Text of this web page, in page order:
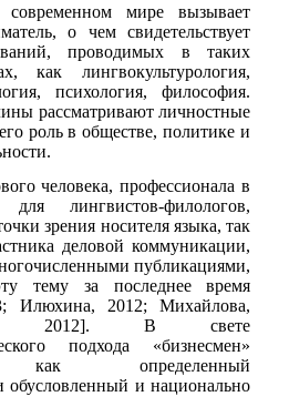
мире вызывает
о чем свидетельствует
проводимых в таких
как лингвокультурология,
психология, философия.
рассматривают личностные
роль в обществе, политике и
человека, профессионала в
лингвистов-филологов,
зрения носителя языка, так
деловой коммуникации,
публикациями,
тему за последнее время
Илюхина, 2012; Михайлова,
2012]. В свете
подхода «бизнесмен»
как определенный
обусловленный и национально